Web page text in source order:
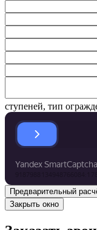
ступеней, тип
Закрыть окно